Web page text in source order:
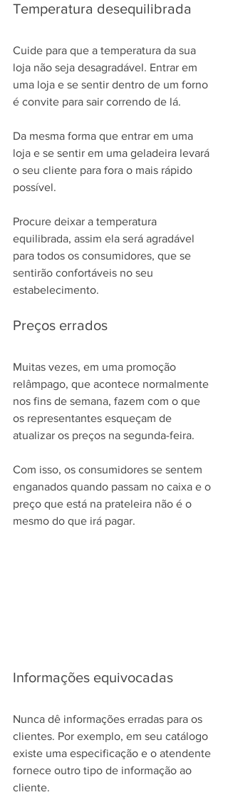
Temperatura desequilibrada
Cuide para que a temperatura da sua
loja não seja desagradável. Entrar em
uma loja e se sentir dentro de um forno
é convite para sair correndo de lá.
Da mesma forma que entrar em uma
loja e se sentir em uma geladeira levará
o seu cliente para fora o mais rápido
possível.
Procure deixar a temperatura
equilibrada, assim ela será agradável
para todos os consumidores, que se
sentirão confortáveis no seu
estabelecimento.
Preços errados
Muitas vezes, em uma promoção
relâmpago, que acontece normalmente
nos fins de semana, fazem com o que
os representantes esqueçam de
atualizar os preços na segunda-feira.
Com isso, os consumidores se sentem
enganados quando passam no caixa e o
preço que está na prateleira não é o
mesmo do que irá pagar.
Informações equivocadas
Nunca dê informações erradas para os
clientes. Por exemplo, em seu catálogo
existe uma especificação e o atendente
fornece outro tipo de informação ao
cliente.